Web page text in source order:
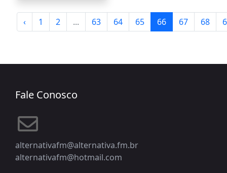
‹ 1 2 ... 63 64 65 66 67 68
Fale Conosco
alternativafm@alternativa.fm.br
alternativafm@hotmail.com